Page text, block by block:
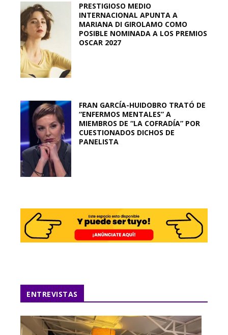
PRESTIGIOSO MEDIO
INTERNACIONAL APUNTA A
MARIANA DI GIROLAMO COMO
POSIBLE NOMINADA A LOS PREMIOS
OSCAR 2027
FRAN GARCÍA-HUIDOBRO TRATÓ DE
“ENFERMOS MENTALES” A
MIEMBROS DE “LA COFRADÍA” POR
CUESTIONADOS DICHOS DE
PANELISTA
ENTREVISTAS